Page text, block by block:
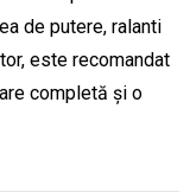
de putere, ralanti
este recomandat
completă și o